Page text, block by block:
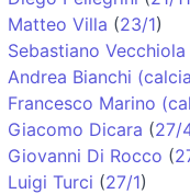
Matteo Villa (23/1)
Sebastiano Vecchiola
Andrea Bianchi
Francesco Marino
Giacomo Dicara (27/
Giovanni Di Rocco (
Luigi Turci (27/1)